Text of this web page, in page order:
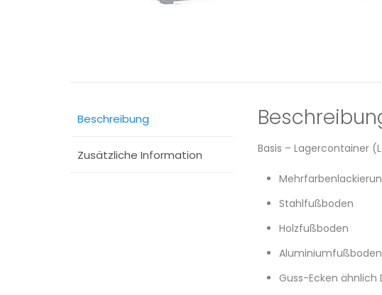
Beschreibung
Zusätzliche Information Basis – Lagercontainer
Stahlfußboden
Holzfußboden
Aluminiumfußboden
Guss-Ecken ähnlich